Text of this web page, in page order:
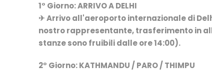
1° Giorno: ARRIVO A DELHI
✈ Arrivo all'aeroporto internazionale di
nostro rappresentante, trasferimento in
stanze sono fruibili dalle ore 14:00).
2° Giorno:KATHMANDU / PARO / THIMPU